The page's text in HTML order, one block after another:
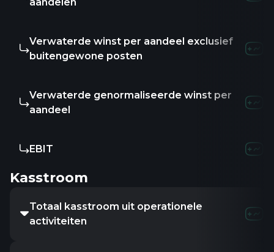
Verwaterde winst per aandeel exclusief
buitengewone posten
Verwaterde genormaliseerde winst per
aandeel
EBIT
Kasstroom
Totaal kasstroom uit operationele
activiteiten